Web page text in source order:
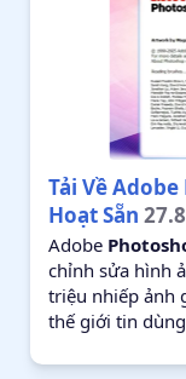
Tải Về
Hoạt Sẵn
Adobe
chỉnh sửa hình
triệu nhiếp ảnh
thế giới tin